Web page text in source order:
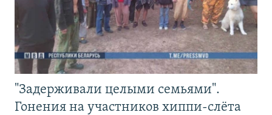
"Задерживали целыми семьями".
Гонения на участников хиппи-слёта